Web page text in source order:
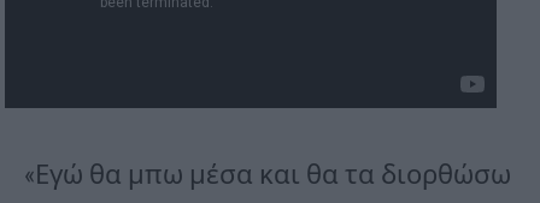
«Εγώ θα μπω μέσα και θα τα διορθώσω